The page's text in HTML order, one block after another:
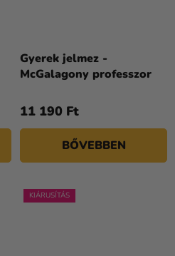
Gyerek jelmez -
McGalagony professzor
11 190 Ft
BŐVEBBEN
KIÁRUSÍTÁS